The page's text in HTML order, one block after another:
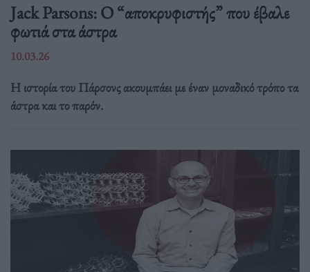
Jack Parsons: O “αποκρυφιστής” που έβαλε
φωτιά στα άστρα
10.03.26
Η ιστορία του Πάρσονς ακουμπάει με έναν μοναδικό τρόπο τα
άστρα και το παρόν.